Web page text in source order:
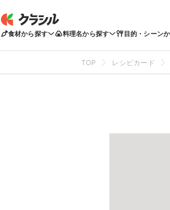
食材から探す 料理名から探す 目的・シーン
TOP レシピカード